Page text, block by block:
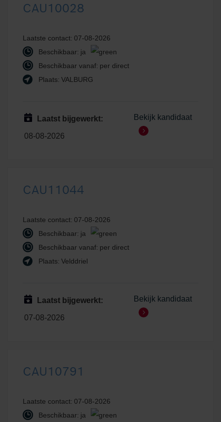
CAU10028
Laatste contact: 07-08-2026
Beschikbaar: ja
Beschikbaar vanaf: per direct
Plaats: VALBURG
Laatst bijgewerkt:
08-08-2026
Bekijk kandidaat
CAU11044
Laatste contact: 07-08-2026
Beschikbaar: ja
Beschikbaar vanaf: per direct
Plaats: Velddriel
Laatst bijgewerkt:
07-08-2026
Bekijk kandidaat
CAU10791
Laatste contact: 07-08-2026
Beschikbaar: ja